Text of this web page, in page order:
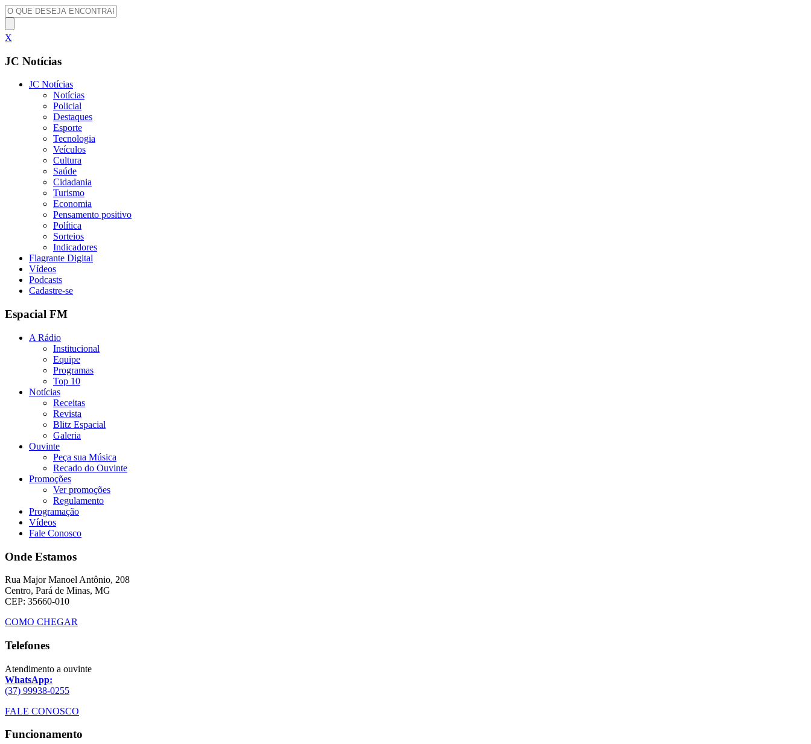
X
JC Notícias
JC Notícias
Notícias
Policial
Destaques
Esporte
Tecnologia
Veículos
Cultura
Saúde
Cidadania
Turismo
Economia
Pensamento positivo
Política
Sorteios
Indicadores
Flagrante Digital
Vídeos
Podcasts
Cadastre-se
Espacial FM
A Rádio
Institucional
Equipe
Programas
Top 10
Notícias
Receitas
Revista
Blitz Espacial
Galeria
Ouvinte
Peça sua Música
Recado do Ouvinte
Promoções
Ver promoções
Regulamento
Programação
Vídeos
Fale Conosco
Onde Estamos
Rua Major Manoel Antônio, 208
Centro, Pará de Minas, MG
CEP: 35660-010
COMO CHEGAR
Telefones
Atendimento a ouvinte
WhatsApp:
(37) 99938-0255
FALE CONOSCO
Funcionamento